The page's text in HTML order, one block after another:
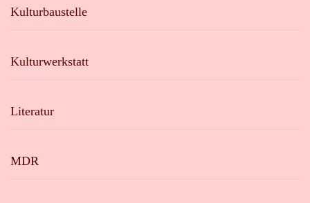
Kulturbaustelle
Kulturwerkstatt
Literatur
MDR